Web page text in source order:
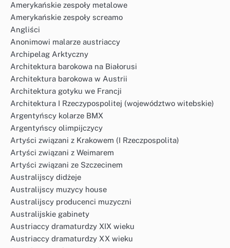
Amerykańskie zespoły metalowe
Amerykańskie zespoły screamo
Angliści
Anonimowi malarze austriaccy
Archipelag Arktyczny
Architektura barokowa na Białorusi
Architektura barokowa w Austrii
Architektura gotyku we Francji
Architektura I Rzeczypospolitej (województwo witebskie)
Argentyńscy kolarze BMX
Argentyńscy olimpijczycy
Artyści związani z Krakowem (I Rzeczpospolita)
Artyści związani z Weimarem
Artyści związani ze Szczecinem
Australijscy didżeje
Australijscy muzycy house
Australijscy producenci muzyczni
Australijskie gabinety
Austriaccy dramaturdzy XIX wieku
Austriaccy dramaturdzy XX wieku